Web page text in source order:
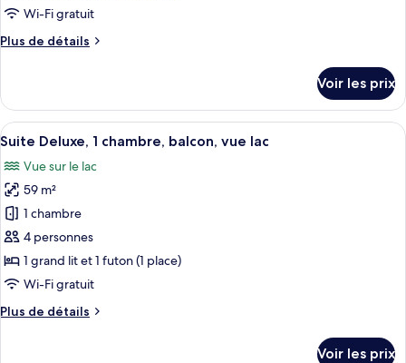
de
chambre :
Suite
chambre,
balcon,
vue
lac
Wi-Fi gratuit
Plus de détails
Plus
le
type
de
Suite
Luxe,
chambre,
balcon,
vue
lac
Voir les prix
Afficher
toutes
les
photos
pour
ce
type
de
chambre :
Suite
Un lit bien fait, recouvert d’une
4
Suite Deluxe, 1 chambre, balcon, vue lac
Vue sur le lac
59 m²
1 chambre
4 personnes
1 grand lit et 1 futon (1 place)
Wi-Fi gratuit
Plus de détails
Plus
Voir les prix